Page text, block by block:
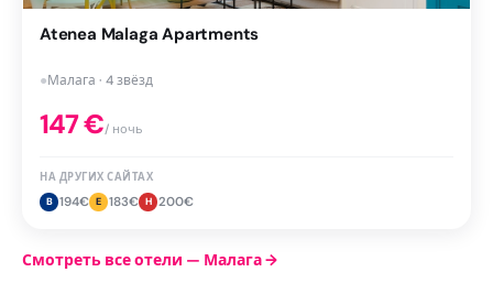
Atenea Malaga Apartments
●Малага · 4 звёзд
147€/ ночь
НА ДРУГИХ САЙТАХ
B 194€ E 183€ H 200€
Смотреть все отели — Малага→